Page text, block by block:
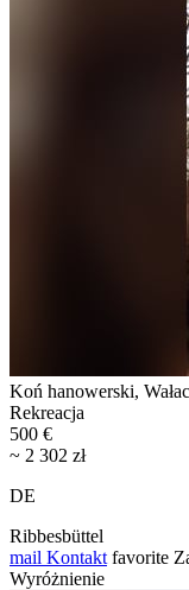
Koń hanowerski,
Rekreacja
500 €
~ 2 302 zł
DE
Ribbesbüttel
mail Kontakt favorite
Wyróżnienie